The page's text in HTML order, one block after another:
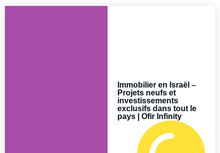
Immobilier en Israël –
Projets neufs et
investissements
exclusifs dans tout le
pays | Ofir Infinity